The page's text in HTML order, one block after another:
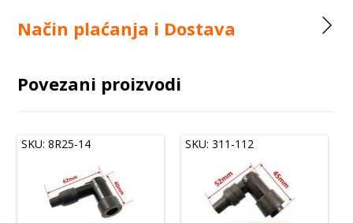
Način plaćanja i Dostava
Povezani proizvodi
SKU: 8R25-14 SKU: 311-112